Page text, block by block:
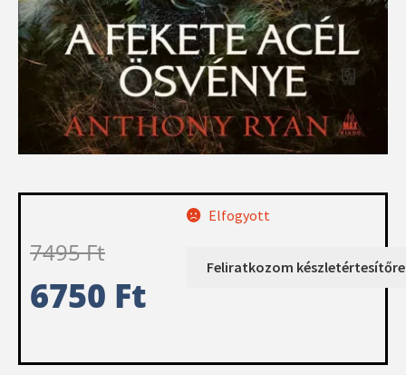
7495Ft
6750 Ft
Elfogyott